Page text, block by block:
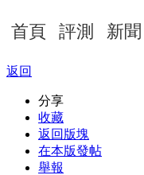
首頁 評測 新聞
返回
分享
收藏
返回版塊
在本版發帖
舉報